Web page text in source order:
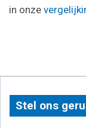
in onze
Stel ons